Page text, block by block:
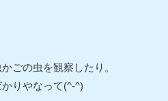
ごの虫を観察したり。
りやなって(^-^)